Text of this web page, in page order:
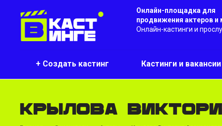
Онлайн-площадка для
продвижения актеров и
Онлайн-кастинги и
+ Создать кастинг Кастинги и вакансии
Крылова